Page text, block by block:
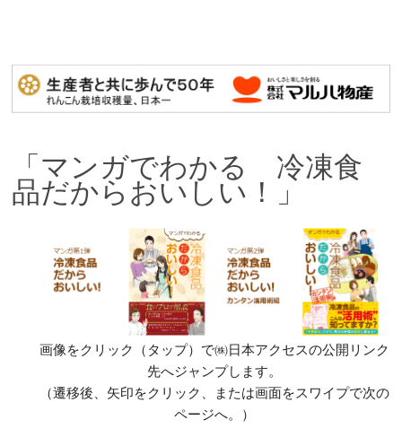
「マンガでわかる 冷凍食
品だからおいしい！」
画像をクリック（タップ）で㈱日本アクセスの公開リンク
先へジャンプします。
（遷移後、矢印をクリック、または画面をスワイプで次の
ページへ。）